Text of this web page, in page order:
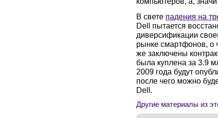
В свете падения на
Dell пытается
диверсификации
рынке смартфонов, о
же заключены
была куплена за 3.9
2009 года будут
после чего можно
Dell.
Другие материалы из